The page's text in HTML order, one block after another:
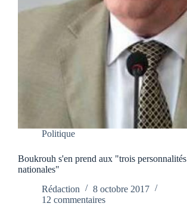
Politique
Boukrouh s'en prend aux "trois personnalités
nationales"
Rédaction
8 octobre 2017
12 commentaires